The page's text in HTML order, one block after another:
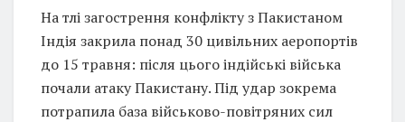
На тлі загострення конфлікту з Пакистаном
Індія закрила понад 30 цивільних аеропортів
до 15 травня: після цього індійські війська
почали атаку Пакистану. Під удар зокрема
потрапила база військово-повітряних сил